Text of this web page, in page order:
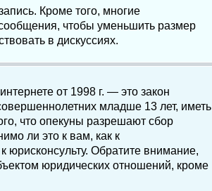
Кроме того, многие
чтобы уменьшить размер
в дискуссиях.
от 1998 г. — это закон
младше 13 лет, иметь
что опекуны разрешают сбор
ли это к вам, как к
Обратите внимание,
юридических отношений, кроме